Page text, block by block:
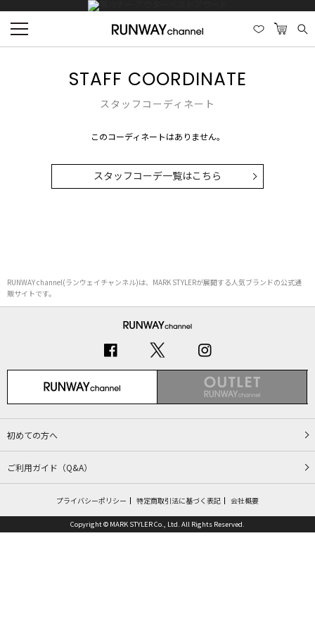
STAFF COORDINATE
スタッフコーディネート
このコーディネートはありません。
スタッフコーデ一覧はこちら
RUNWAY channel(ランウェイチャンネル)は、MARK STYLERが展開する人気ブランドの公式通
販サイトです。
初めての方へ
ご利用ガイド（Q&A）
プライバシーポリシー 特定商取引法に基づく表記 会社概要
Copyright © MARK STYLER Co., Ltd. All Rights Reserved.